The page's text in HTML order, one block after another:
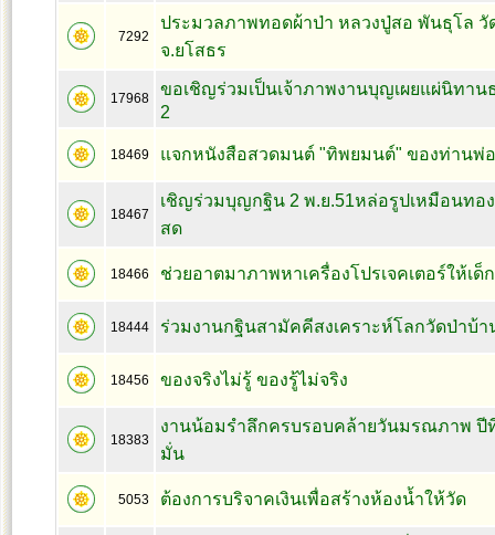
7292
ประมวลภาพทอดผ้าป่า หลวงปู่สอ พันธุโล วั
จ.ยโสธร
17968
ขอเชิญร่วมเป็นเจ้าภาพงานบุญเผยแผ่นิทาน
2
18469 แจกหนังสือสวดมนต์ "ทิพยมนต์" ของท่านพ่
18467
เชิญร่วมบุญกฐิน 2 พ.ย.51หล่อรูปเหมือนทอ
สด
18466 ช่วยอาตมาภาพหาเครื่องโปรเจคเตอร์ให้เด็
18444 ร่วมงานกฐินสามัคคีสงเคราะห์โลกวัดป่าบ้า
18456 ของจริงไม่รู้ ของรู้ไม่จริง
18383
งานน้อมรำลึกครบรอบคล้ายวันมรณภาพ ปี
มั่น
5053 ต้องการบริจาคเงินเพื่อสร้างห้องน้ำให้วัด